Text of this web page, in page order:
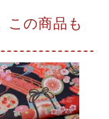
この商品も